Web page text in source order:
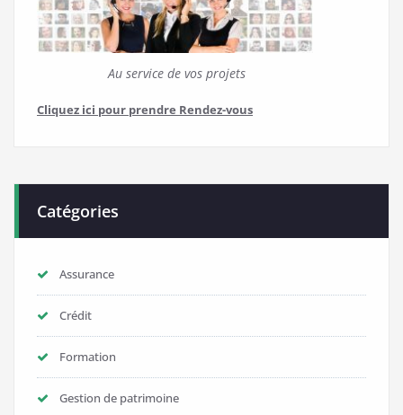
Au service de vos projets
Cliquez ici pour prendre Rendez-vous
Catégories
Assurance
Crédit
Formation
Gestion de patrimoine